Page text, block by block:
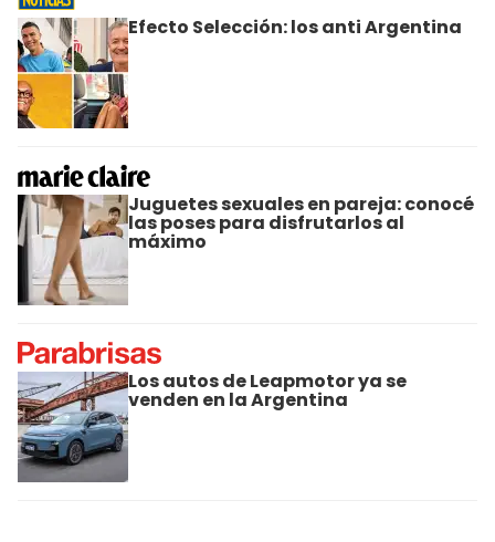
Efecto Selección: los anti Argentina
Juguetes sexuales en pareja: conocé
las poses para disfrutarlos al
máximo
Los autos de Leapmotor ya se
venden en la Argentina